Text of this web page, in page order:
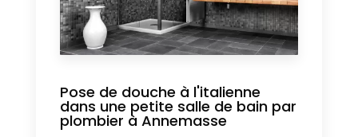
Pose de douche à l'italienne
dans une petite salle de bain par
plombier à Annemasse